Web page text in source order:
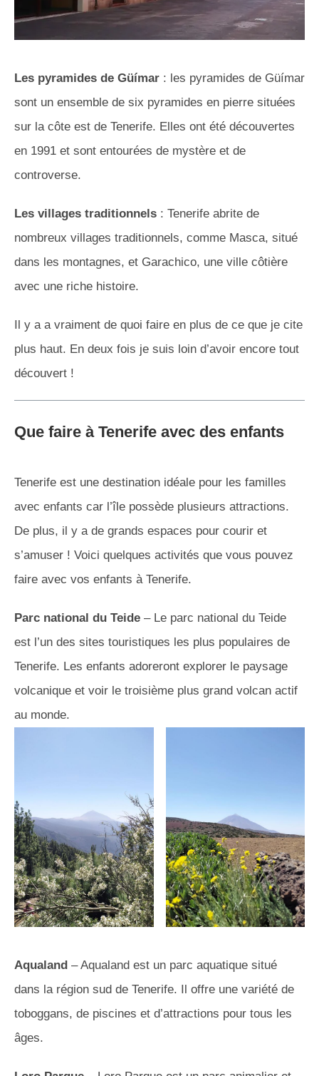
Les pyramides de Güímar : les pyramides de Güímar
sont un ensemble de six pyramides en pierre situées
sur la côte est de Tenerife. Elles ont été découvertes
en 1991 et sont entourées de mystère et de
controverse.
Les villages traditionnels : Tenerife abrite de
nombreux villages traditionnels, comme Masca, situé
dans les montagnes, et Garachico, une ville côtière
avec une riche histoire.
Il y a a vraiment de quoi faire en plus de ce que je cite
plus haut. En deux fois je suis loin d’avoir encore tout
découvert !
Que faire à Tenerife avec des enfants
Tenerife est une destination idéale pour les familles
avec enfants car l’île possède plusieurs attractions.
De plus, il y a de grands espaces pour courir et
s’amuser ! Voici quelques activités que vous pouvez
faire avec vos enfants à Tenerife.
Parc national du Teide – Le parc national du Teide
est l’un des sites touristiques les plus populaires de
Tenerife. Les enfants adoreront explorer le paysage
volcanique et voir le troisième plus grand volcan actif
au monde.
Aqualand – Aqualand est un parc aquatique situé
dans la région sud de Tenerife. Il offre une variété de
toboggans, de piscines et d’attractions pour tous les
âges.